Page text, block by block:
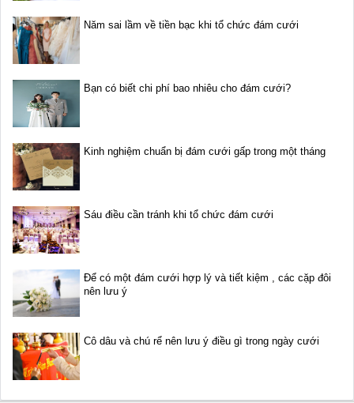
Năm sai lầm về tiền bạc khi tổ chức đám cưới
Bạn có biết chi phí bao nhiêu cho đám cưới?
Kinh nghiệm chuẩn bị đám cưới gấp trong một tháng
Sáu điều cần tránh khi tổ chức đám cưới
Để có một đám cưới hợp lý và tiết kiệm , các cặp đôi
nên lưu ý
Cô dâu và chú rể nên lưu ý điều gì trong ngày cưới